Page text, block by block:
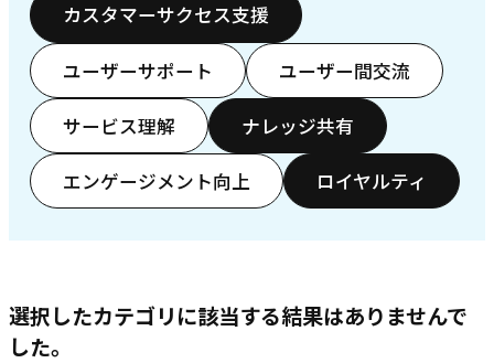
カスタマーサクセス支援
ユーザーサポート ユーザー間交流
サービス理解 ナレッジ共有
エンゲージメント向上 ロイヤルティ
選択したカテゴリに該当する結果はありませんで
した。